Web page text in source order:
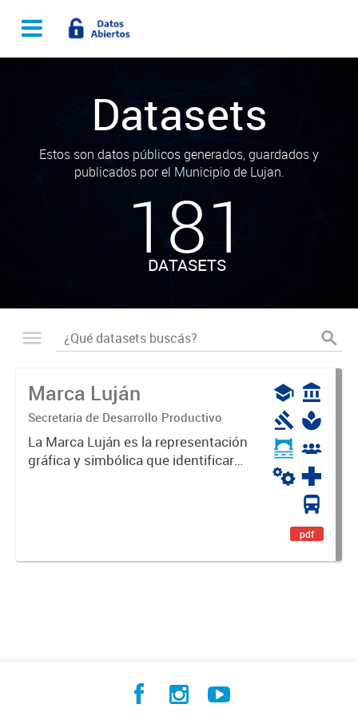
Datasets
Estos son datos públicos generados, guardados y
publicados por el Municipio de Lujan.
181
DATASETS
Marca Luján
Secretaria de Desarrollo Productivo
La Marca Luján es la representación
gráfica y simbólica que identificará
pdf